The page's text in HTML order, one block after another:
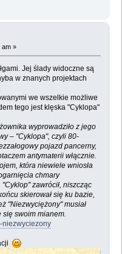
am »
Jej ślady widoczne są
w znanych projektach
we wszelkie możliwe
tego jest klęska "Cyklopa"
wyprowadziło z jego
– "Cyklopa", czyli 80-
pojazd pancerny,
antymaterii włącznie.
która niewiele wniosła
chmary
zawrócił, niszcząc
skierował się ku bazie,
"Niezwyciężony" musiał
się swoim mianem.
niezwyciezony